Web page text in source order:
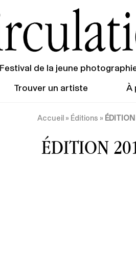
Festival de la jeune
Trouver un artiste À
Accueil » Éditions »
ÉDITION